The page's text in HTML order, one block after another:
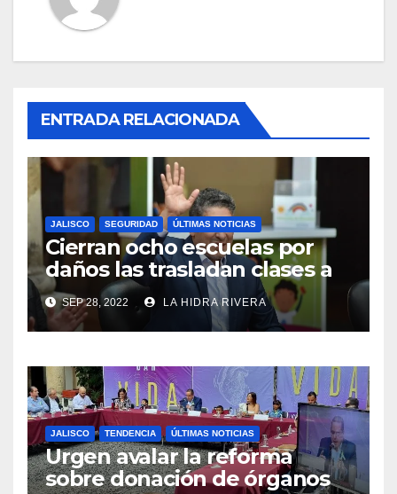
ENTRADA RELACIONADA
JALISCO SEGURIDAD ÚLTIMAS NOTICIAS
Cierran ocho escuelas por
daños las trasladan clases a
sedes alternas.
SEP 28, 2022 LA HIDRA RIVERA
JALISCO TENDENCIA ÚLTIMAS NOTICIAS
Urgen avalar la reforma
sobre donación de órganos